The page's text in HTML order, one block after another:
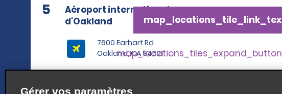
5
Aéroport international
d'Oakland
7600 Earhart Rd
Oakland, CA 94621
map_locations_tiles_expand_button
Gérer vos paramètres